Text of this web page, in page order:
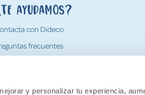
y personalizar tu experiencia,
ayudamos?
con Dideco
frecuentes